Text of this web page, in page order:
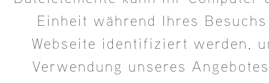
Einheit während Ihres
Webseite identifiziert werden,
Verwendung unseres